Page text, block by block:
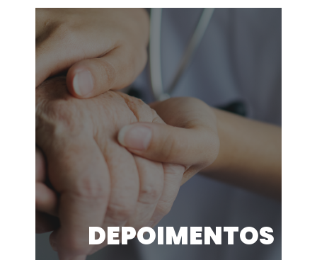
DEPOIMENTOS